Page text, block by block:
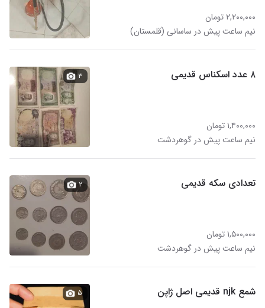
۲,۲۰۰,۰۰۰ تومان
نیم ساعت پیش در ساسانی (قلمستان)
۸ عدد اسکناس قدیمی
۱,۴۰۰,۰۰۰ تومان
نیم ساعت پیش در گوهردشت
۳
تعدادی سکه قدیمی
۱,۵۰۰,۰۰۰ تومان
نیم ساعت پیش در گوهردشت
۲
شمع njk قدیمی اصل ژاپن ۵